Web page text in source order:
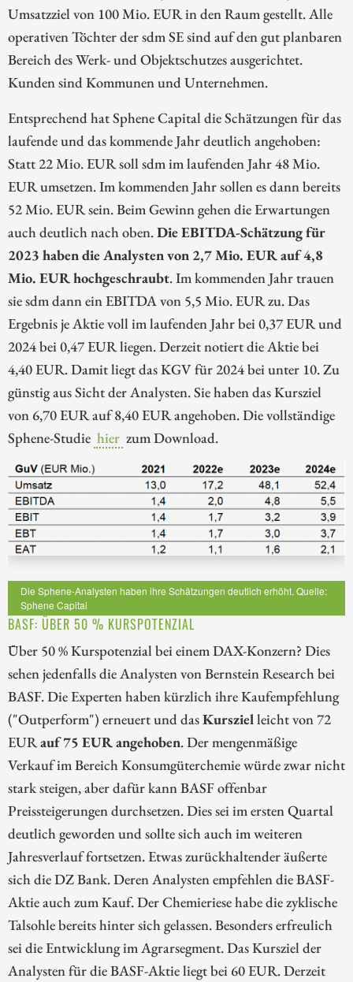
Umsatzziel von 100 Mio. EUR in den Raum gestellt. Alle
operativen Töchter der sdm SE sind auf den gut planbaren
Bereich des Werk- und Objektschutzes ausgerichtet.
Kunden sind Kommunen und Unternehmen.
Entsprechend hat Sphene Capital die Schätzungen für das
laufende und das kommende Jahr deutlich angehoben:
Statt 22 Mio. EUR soll sdm im laufenden Jahr 48 Mio.
EUR umsetzen. Im kommenden Jahr sollen es dann bereits
52 Mio. EUR sein. Beim Gewinn gehen die Erwartungen
auch deutlich nach oben.Die EBITDA-Schätzung für
2023 haben die Analysten von 2,7 Mio. EUR auf 4,8
Mio. EUR hochgeschraubt. Im kommenden Jahr trauen
sie sdm dann ein EBITDA von 5,5 Mio. EUR zu. Das
Ergebnis je Aktie voll im laufenden Jahr bei 0,37 EUR und
2024 bei 0,47 EUR liegen. Derzeit notiert die Aktie bei
4,40 EUR. Damit liegt das KGV für 2024 bei unter 10. Zu
günstig aus Sicht der Analysten. Sie haben das Kursziel
von 6,70 EUR auf 8,40 EUR angehoben. Die vollständige
Sphene-Studie hier zum Download.
Die Sphene-Analysten haben ihre Schätzungen deutlich erhöht. Quelle:
Sphene Capital
BASF: ÜBER 50 % KURSPOTENZIAL
Über 50 % Kurspotenzial bei einem DAX-Konzern? Dies
sehen jedenfalls die Analysten von Bernstein Research bei
BASF. Die Experten haben kürzlich ihre Kaufempfehlung
("Outperform") erneuert und dasKursziel leicht von 72
EUR auf 75 EUR angehoben. Der mengenmäßige
Verkauf im Bereich Konsumgüterchemie würde zwar nicht
stark steigen, aber dafür kann BASF offenbar
Preissteigerungen durchsetzen. Dies sei im ersten Quartal
deutlich geworden und sollte sich auch im weiteren
Jahresverlauf fortsetzen. Etwas zurückhaltender äußerte
sich die DZ Bank. Deren Analysten empfehlen die BASF-
Aktie auch zum Kauf. Der Chemieriese habe die zyklische
Talsohle bereits hinter sich gelassen. Besonders erfreulich
sei die Entwicklung im Agrarsegment. Das Kursziel der
Analysten für die BASF-Aktie liegt bei 60 EUR. Derzeit